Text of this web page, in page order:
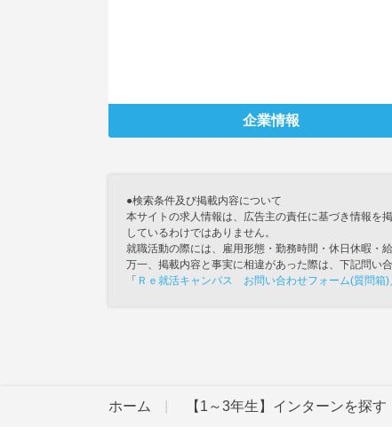
企業情報
●検索条件及び掲載内容について
本サイトの求人情報は、広告主の責任に基づき情報を
しているわけではありません。
就職活動の際には、雇用形態・勤務時間・休日休暇・
万一、掲載内容と事実に相違があった際は、下記問い
「 Ｒｅ就活キャンパス お問い合わせフォーム(質問箱)
ホーム 【1～3年生】インターンを探す